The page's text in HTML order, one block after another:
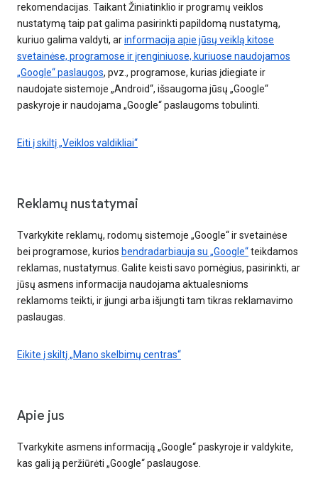
rekomendacijas. Taikant Žiniatinklio ir programų veiklos
nustatymą taip pat galima pasirinkti papildomą nustatymą,
kuriuo galima valdyti, arinformacija apie jūsų veiklą kitose
svetainėse, programose ir įrenginiuose, kuriuose naudojamos
„Google“ paslaugos, pvz., programose, kurias įdiegiate ir
naudojate sistemoje „Android“, išsaugoma jūsų „Google“
paskyroje ir naudojama „Google“ paslaugoms tobulinti.
Eiti į skiltį „Veiklos valdikliai“
Reklamų nustatymai
Tvarkykite reklamų, rodomų sistemoje „Google“ ir svetainėse
bei programose, kurios bendradarbiauja su „Google“teikdamos
reklamas, nustatymus. Galite keisti savo pomėgius, pasirinkti, ar
jūsų asmens informacija naudojama aktualesnioms
reklamoms teikti, ir įjungi arba išjungti tam tikras reklamavimo
paslaugas.
Eikite į skiltį „Mano skelbimų centras“
Apie jus
Tvarkykite asmens informaciją „Google“ paskyroje ir valdykite,
kas gali ją peržiūrėti „Google“ paslaugose.